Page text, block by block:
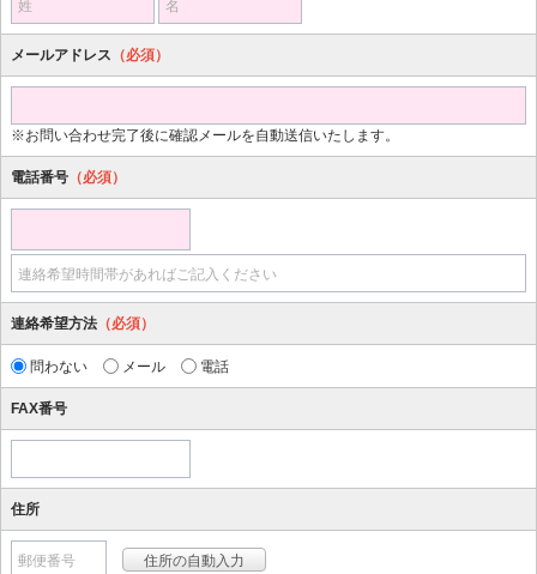
姓 名
メールアドレス （必須）
※お問い合わせ完了後に確認メールを自動送信いたします。
電話番号 （必須）
連絡希望時間帯があればご記入ください
連絡希望方法 （必須）
問わない メール 電話
FAX番号
住所
郵便番号